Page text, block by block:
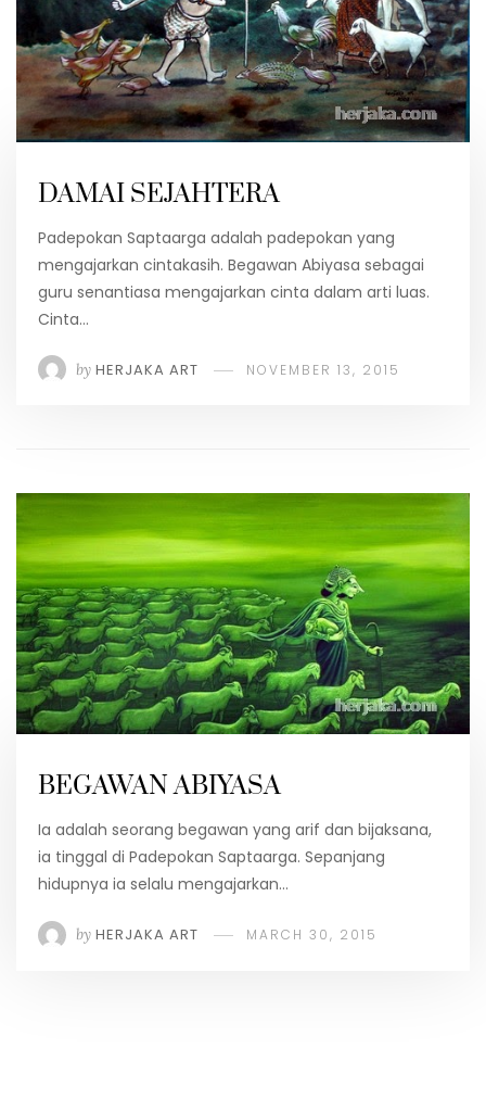
DAMAI SEJAHTERA
Padepokan Saptaarga adalah padepokan yang
mengajarkan cintakasih. Begawan Abiyasa sebagai
guru senantiasa mengajarkan cinta dalam arti luas.
Cinta…
by HERJAKA ART NOVEMBER 13, 2015
BEGAWAN ABIYASA
Ia adalah seorang begawan yang arif dan bijaksana,
ia tinggal di Padepokan Saptaarga. Sepanjang
hidupnya ia selalu mengajarkan…
by HERJAKA ART MARCH 30, 2015